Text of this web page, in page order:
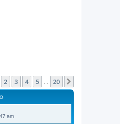
1 di
2 3 4 5 20
am